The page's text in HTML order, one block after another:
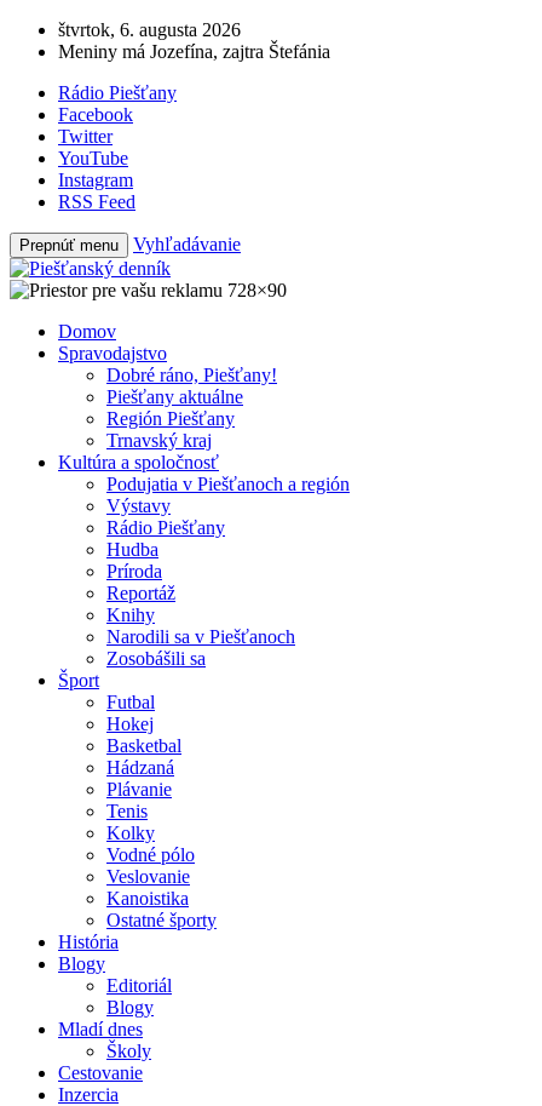
štvrtok, 6. augusta 2026
Meniny má Jozefína, zajtra Štefánia
Rádio Piešťany
Facebook
Twitter
YouTube
Instagram
RSS Feed
Prepnúť menu Vyhľadávanie
Domov
Spravodajstvo
Dobré ráno, Piešťany!
Piešťany aktuálne
Región Piešťany
Trnavský kraj
Kultúra a spoločnosť
Podujatia v Piešťanoch a región
Výstavy
Rádio Piešťany
Hudba
Príroda
Reportáž
Knihy
Narodili sa v Piešťanoch
Zosobášili sa
Šport
Futbal
Hokej
Basketbal
Hádzaná
Plávanie
Tenis
Kolky
Vodné pólo
Veslovanie
Kanoistika
Ostatné športy
História
Blogy
Editoriál
Blogy
Mladí dnes
Školy
Cestovanie
Inzercia